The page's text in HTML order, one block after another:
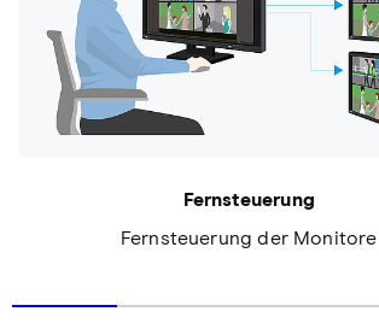
Fernsteuerung
Fernsteuerung der Monitore